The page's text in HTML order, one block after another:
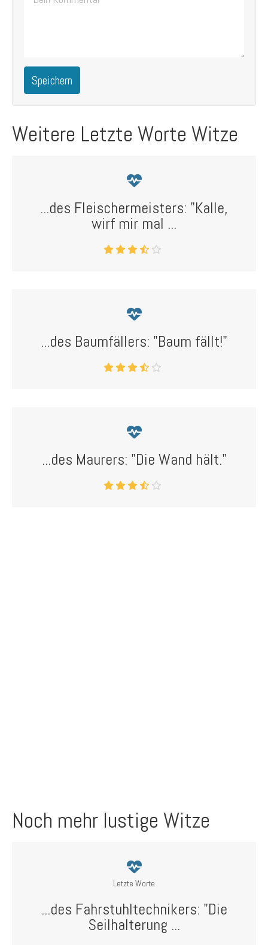
Speichern
Weitere Letzte Worte Witze
...des Fleischermeisters: "Kalle,
wirf mir mal ...
...des Baumfällers: "Baum fällt!"
...des Maurers: "Die Wand hält."
Noch mehr lustige Witze
Letzte Worte
...des Fahrstuhltechnikers: "Die
Seilhalterung ...